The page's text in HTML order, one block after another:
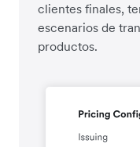
clientes finales,
escenarios de
productos.